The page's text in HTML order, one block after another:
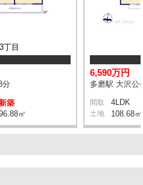
丁目
分
築
㎡
6,590万円
多磨駅 大沢公
間取 4LDK
土地 108.68㎡